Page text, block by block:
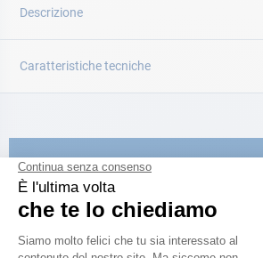
Descrizione
Caratteristiche tecniche
CATALOGARE
Scopri la